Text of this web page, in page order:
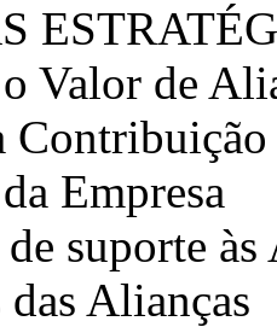
Valor de
Empresa
suporte
Alianças